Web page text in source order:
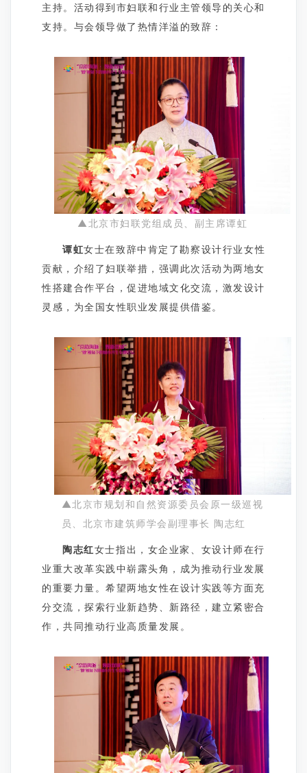
主持。活动得到市妇联和行业主管领导的关心和
支持。与会领导做了热情洋溢的致辞：
▲北京市妇联党组成员、副主席谭虹
谭虹女士在致辞中肯定了勘察设计行业女性
贡献，介绍了妇联举措，强调此次活动为两地女
性搭建合作平台，促进地域文化交流，激发设计
灵感，为全国女性职业发展提供借鉴。
▲北京市规划和自然资源委员会原一级巡视
员、北京市建筑师学会副理事长 陶志红
陶志红女士指出，女企业家、女设计师在行
业重大改革实践中崭露头角，成为推动行业发展
的重要力量。希望两地女性在设计实践等方面充
分交流，探索行业新趋势、新路径，建立紧密合
作，共同推动行业高质量发展。